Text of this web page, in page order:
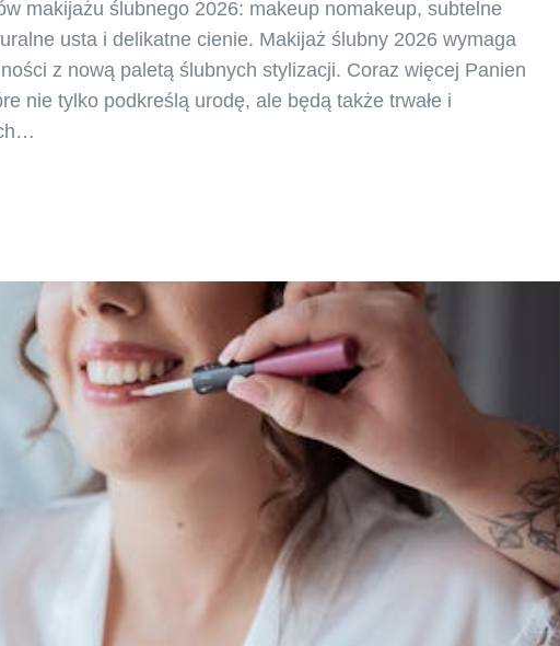
makijażu ślubnego 2026: makeup nomakeup, subtelne
usta i delikatne cienie. Makijaż ślubny 2026 wymaga
z nową paletą ślubnych stylizacji. Coraz więcej Panien
nie tylko podkreślą urodę, ale będą także trwałe i